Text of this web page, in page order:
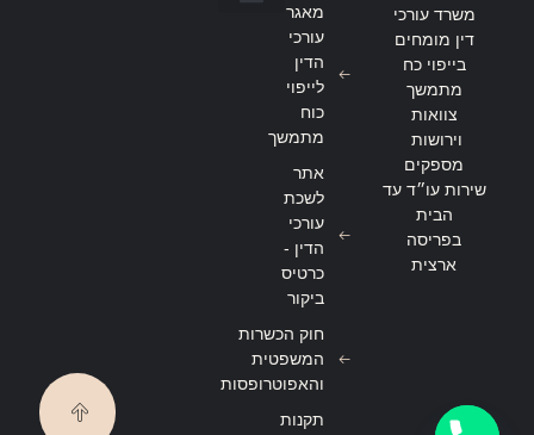
משרד עורכי
דין מומחים
בייפוי כח
מתמשך
צוואות
וירושות
מספקים
שירות עו״ד עד
הבית
בפריסה
ארצית
מאגר
עורכי
הדין
לייפוי
כוח
מתמשך
אתר
לשכת
עורכי
הדין -
כרטיס
ביקור
חוק הכשרות
המשפטית
והאפוטרופסות
תקנות